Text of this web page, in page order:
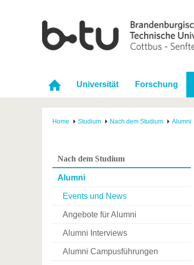
Universität Forschung
Home Studium Nach dem Studium Alumni
Nach dem Studium
Alumni
Events und News
Angebote für Alumni
Alumni Interviews
Alumni Campusführungen